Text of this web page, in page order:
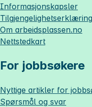
Informasjonskapsler
Tilgjengelighetserklæring
Om arbeidsplassen.no
Nettstedkart
For jobbsøkere
Nyttige artikler for
Spørsmål og svar